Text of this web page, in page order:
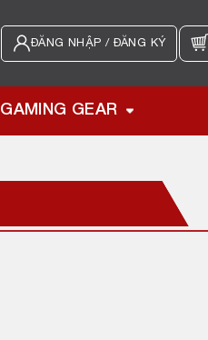
ĐĂNG NHẬP / ĐĂNG KÝ
GAMING GEAR